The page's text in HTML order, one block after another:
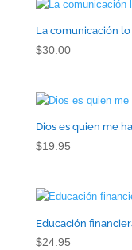
La comunicación
$30.00
Dios es quien me
$19.95
Educación
$24.95